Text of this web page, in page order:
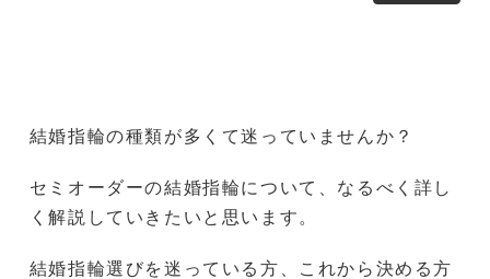
結婚指輪の種類が多くて迷っていませんか？
セミオーダーの結婚指輪について、なるべく詳し
く解説していきたいと思います。
結婚指輪選びを迷っている方、これから決める方